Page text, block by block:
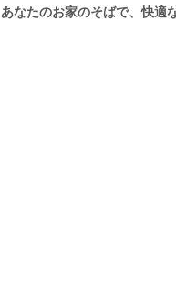
あなたのお家のそばで、快適